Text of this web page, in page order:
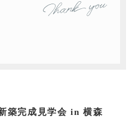
築完成見学会 in 横森